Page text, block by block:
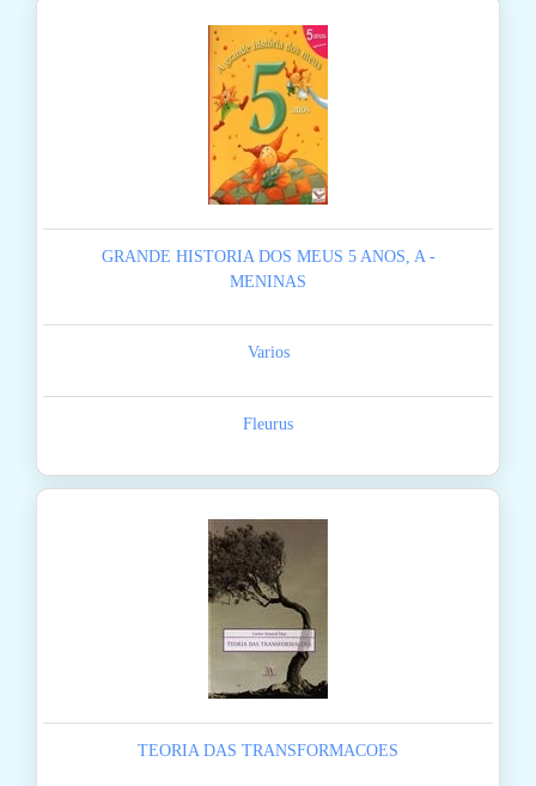
GRANDE HISTORIA DOS MEUS 5 ANOS, A -
MENINAS
Varios
Fleurus
TEORIA DAS TRANSFORMACOES